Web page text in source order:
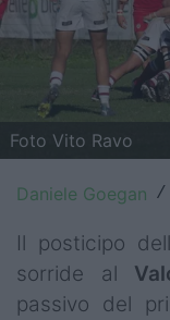
United
Premiership
Champions
Challenge
World Rugby
Rugby World
Foto Vito Ravo
Daniele Goegan /
Il posticipo
sorride al
passivo del